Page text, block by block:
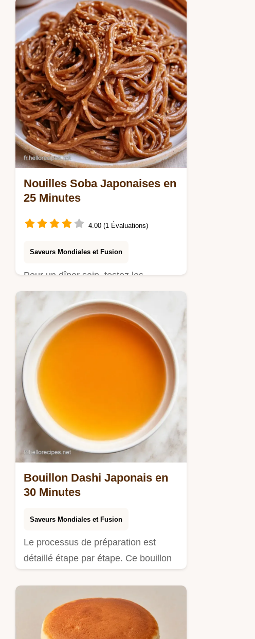
Nouilles Soba Japonaises en
25 Minutes
4.00 (1 Évaluations)
Saveurs Mondiales et Fusion
Pour un dîner sain, testez les
Nouilles Soba Japonaises. Ce guide
détaillé de la recette vous…
Bouillon Dashi Japonais en
30 Minutes
Saveurs Mondiales et Fusion
Le processus de préparation est
détaillé étape par étape. Ce bouillon